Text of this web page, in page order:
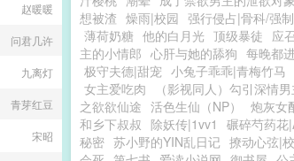
想被渣 燥雨|校园 强行侵占|骨科/强制
薄荷奶糖 他的白月光 顶级暴徒 应
主的小情郎 心肝与她的舔狗 每晚都
极守夫德|甜宠 小兔子乖乖|青梅竹马
女主爱吃肉
（影视同人）勾引深情
之欲欲仙途 活色生仙（NP） 炮灰女
和乡下叔叔 除妖传|1vv1 碾碎芍药花
秘密 苏小野的YIN乱日记 撩动心弦|
赵暖暖
问君几许
九离灯
青芽红豆
宋昭